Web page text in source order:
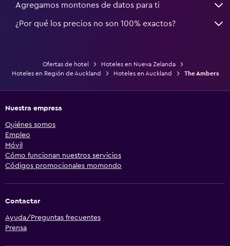
Agregamos montones de datos para ti
¿Por qué los precios no son 100% exactos?
Ofertas de hotel
Hoteles en Nueva Zelanda
Hoteles en Región de Auckland
Hoteles en Auckland The Ambers
Nuestra empresa
Quiénes somos
Empleo
Móvil
Cómo funcionan nuestros servicios
Códigos promocionales momondo
Contactar
Ayuda/Preguntas frecuentes
Prensa